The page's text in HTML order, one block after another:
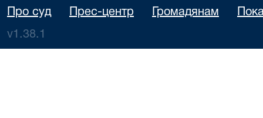
Про суд Прес-центр Громадянам
v1.38.1